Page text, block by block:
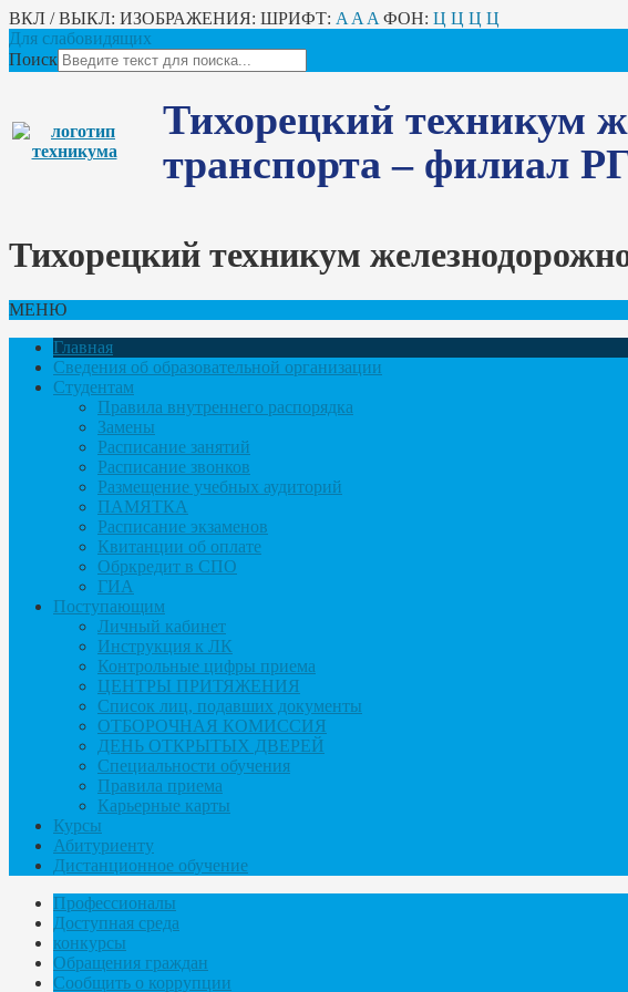
ВКЛ / ВЫКЛ: ИЗОБРАЖЕНИЯ: ШРИФТ: A A A ФОН: Ц Ц Ц Ц
Для слабовидящих
Поиск
Тихорецкий техникум
транспорта – филиал
Тихорецкий техникум
МЕНЮ
Главная
Сведения об образовательной организации
Студентам
Правила внутреннего распорядка
Замены
Расписание занятий
Расписание звонков
Размещение учебных аудиторий
ПАМЯТКА
Расписание экзаменов
Квитанции об оплате
Обркредит в СПО
ГИА
Поступающим
Личный кабинет
Инструкция к ЛК
Контрольные цифры приема
ЦЕНТРЫ ПРИТЯЖЕНИЯ
Список лиц, подавших документы
ОТБОРОЧНАЯ КОМИССИЯ
ДЕНЬ ОТКРЫТЫХ ДВЕРЕЙ
Специальности обучения
Правила приема
Карьерные карты
Курсы
Абитуриенту
Дистанционное обучение
Профессионалы
Доступная среда
конкурсы
Обращения граждан
Сообщить о коррупции